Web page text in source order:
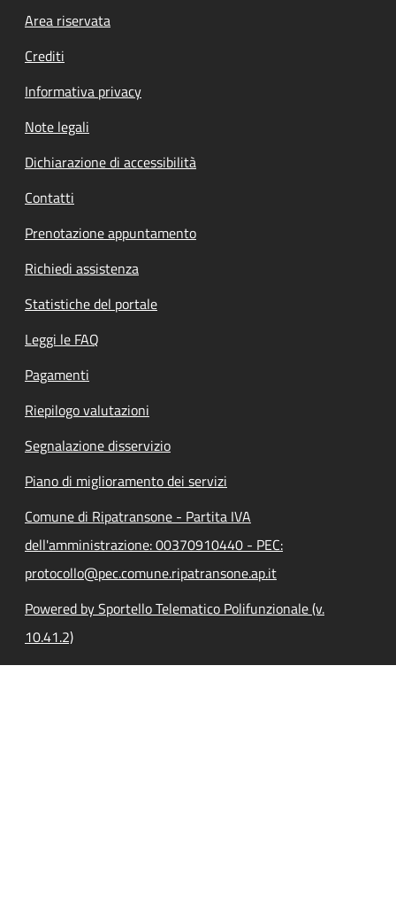
Footer menu
Area riservata
Crediti
Informativa privacy
Note legali
Dichiarazione di accessibilità
Contatti
Prenotazione appuntamento
Richiedi assistenza
Statistiche del portale
Leggi le FAQ
Pagamenti
Riepilogo valutazioni
Segnalazione disservizio
Piano di miglioramento dei servizi
Comune di Ripatransone - Partita IVA
dell'amministrazione: 00370910440 - PEC:
protocollo@pec.comune.ripatransone.ap.it
Powered by Sportello Telematico Polifunzionale (v.
10.41.2)